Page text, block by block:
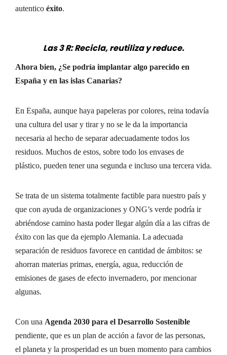
autentico éxito.
Las 3 R: Recicla, reutiliza y reduce.
Ahora bien, ¿Se podría implantar algo parecido en
España y en las islas Canarias?
En España, aunque haya papeleras por colores, reina todavía
una cultura del usar y tirar y no se le da la importancia
necesaria al hecho de separar adecuadamente todos los
residuos. Muchos de estos, sobre todo los envases de
plástico, pueden tener una segunda e incluso una tercera vida.
Se trata de un sistema totalmente factible para nuestro país y
que con ayuda de organizaciones y ONG’s verde podría ir
abriéndose camino hasta poder llegar algún día a las cifras de
éxito con las que da ejemplo Alemania. La adecuada
separación de residuos favorece en cantidad de ámbitos: se
ahorran materias primas, energía, agua, reducción de
emisiones de gases de efecto invernadero, por mencionar
algunas.
Con una Agenda 2030 para el Desarrollo Sostenible
pendiente, que es un plan de acción a favor de las personas,
el planeta y la prosperidad es un buen momento para cambios